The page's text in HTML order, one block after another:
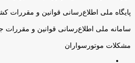
پایگاه ملی اطلاع‌رسانی قوانین و مقررات
سامانه ملی اطلاع‌رسانی قوانین و مقررات
مشکلات موتورسواران